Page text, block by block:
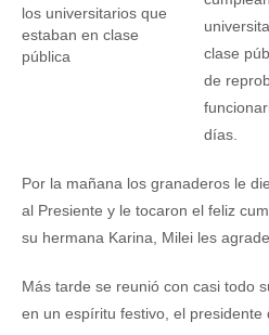
clase
de
días.
Por la mañana los granaderos le
al Presiente y le tocaron el feliz
su hermana Karina, Milei les
Más tarde se reunió con casi todo
en un espíritu festivo, el presidente